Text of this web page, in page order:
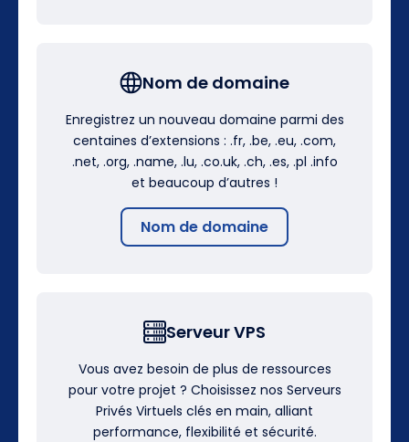
Nom de domaine
Enregistrez un nouveau domaine parmi des
centaines d’extensions : .fr, .be, .eu, .com,
.net, .org, .name, .lu, .co.uk, .ch, .es, .pl .info
et beaucoup d’autres !
Nom de domaine
Serveur VPS
Vous avez besoin de plus de ressources
pour votre projet ? Choisissez nos Serveurs
Privés Virtuels clés en main, alliant
performance, flexibilité et sécurité.